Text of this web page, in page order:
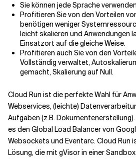
Sie können jede Sprache
Profitieren Sie von den Vorteilen
benötigen weniger
leicht skalieren und Anwendungen
Einsatzort auf die gleiche Weise.
Profitieren auch Sie von den
Vollständig verwaltet,
gemacht, Skalierung auf Null.
Cloud Run ist die perfekte Wahl für
Webservices, (leichte)
Aufgaben (z.B.
es den Global Load Balancer von
Websockets und Eventarc. Cloud Run
Lösung, die mit gVisor in einer